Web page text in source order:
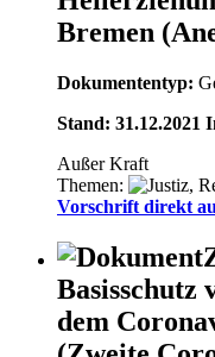
Bremen
Dokumententyp:
Stand: 31.12.2021
Außer Kraft
Themen:
Vorschrift direkt
Basisschutz
dem